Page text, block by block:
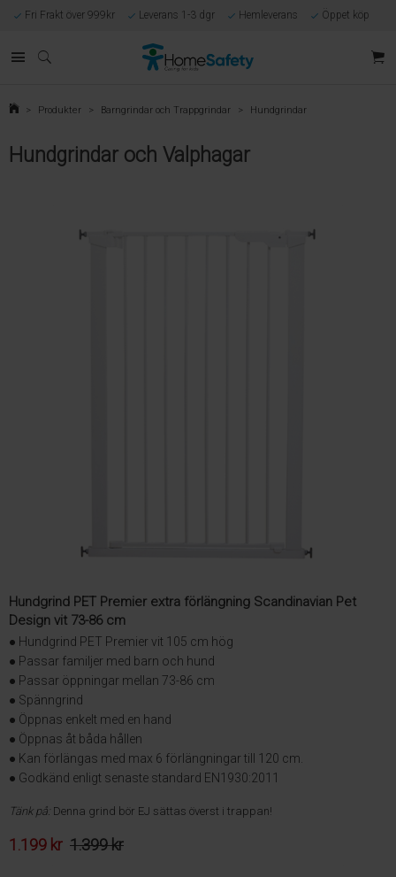
Fri Frakt över 999kr Leverans 1-3 dgr Hemleverans Öppet köp
Egen tillverkning
> Produkter > Barngrindar och Trappgrindar > Hundgrindar
Hundgrindar och Valphagar
Hundgrind PET Premier extra förlängning Scandinavian Pet
Design vit 73-86 cm
● Hundgrind PET Premier vit 105 cm hög
● Passar familjer med barn och hund
● Passar öppningar mellan 73-86 cm
● Spänngrind
● Öppnas enkelt med en hand
● Öppnas åt båda hållen
● Kan förlängas med max 6 förlängningar till 120 cm.
● Godkänd enligt senaste standard EN1930:2011
Tänk på: Denna grind bör EJ sättas överst i trappan!
1.199 kr 1.399 kr